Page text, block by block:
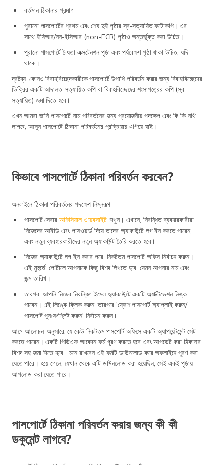
বর্তমান ঠিকানার প্রমাণ
পুরানো পাসপোর্টের প্রথম এবং শেষ দুই পৃষ্ঠার স্ব-সত্যায়িত ফটোকপি। এর
সাথে ইসিআর/নন-ইসিআর (non-ECR) পৃষ্ঠাও অন্তর্ভুক্ত করা উচিত।
পুরানো পাসপোর্টে বৈধতা এক্সটেনশন পৃষ্ঠা এবং পর্যবেক্ষণ পৃষ্ঠা থাকা উচিত, যদি
থাকে।
দ্রষ্টব্য: কোনও বিবাহবিচ্ছেদকারীকে পাসপোর্টে উপাধি পরিবর্তন করার জন্য বিবাহবিচ্ছেদের
ডিক্রির একটি আদালত-সত্যায়িত কপি বা বিবাহবিচ্ছেদের শংসাপত্রের কপি (স্ব-
সত্যায়িত) জমা দিতে হবে।
এখন আমরা জানি পাসপোর্টে নাম পরিবর্তনের জন্য প্রয়োজনীয় পদক্ষেপ এবং কি কি নথি
লাগবে, আসুন পাসপোর্টে ঠিকানা পরিবর্তনের প্রক্রিয়ায় এগিয়ে যাই।
কিভাবে পাসপোর্টে ঠিকানা পরিবর্তন করবেন?
অনলাইনে ঠিকানা পরিবর্তনের পদক্ষেপ নিম্নরূপ-
পাসপোর্ট সেবার অফিসিয়াল ওয়েবসাইট দেখুন। এখানে, নিবন্ধিত ব্যবহারকারীরা
নিজেদের আইডি এবং পাসওয়ার্ড দিয়ে তাদের অ্যাকাউন্টে লগ ইন করতে পারেন,
এবং নতুন ব্যবহারকারীদের নতুন অ্যাকাউন্ট তৈরি করতে হবে।
নিজের অ্যাকাউন্টে লগ ইন করার পরে, নিকটতম পাসপোর্ট অফিস নির্বাচন করুন।
এই মুহুর্তে, পোর্টালে আপনাকে কিছু বিশদ লিখতে হবে, যেমন আপনার নাম এবং
জন্ম তারিখ।
তারপর, আপনি নিজের নিবন্ধিত ইমেল অ্যাকাউন্টে একটি অ্যাক্টিভেশন লিঙ্ক
পাবেন। এই লিঙ্কে ক্লিক করুন, তারপরে 'ফ্রেশ পাসপোর্ট অ্যাপ্লাই করুন/
পাসপোর্ট পুনঃসংশ্লিষ্ট করুন' নির্বাচন করুন।
আগে আলোচনা অনুসারে, যে কেউ নিকটতম পাসপোর্ট অফিসে একটি অ্যাপয়েন্টমেন্ট সেট
করতে পারেন। একটি পিডিএফ আবেদন ফর্ম পূরণ করতে হবে এবং আপডেট করা ঠিকানার
বিশদ সহ জমা দিতে হবে। মনে রাখবেন এই ফর্মটি ডাউনলোড করে অফলাইনে পূরণ করা
যেতে পারে। হয়ে গেলে, যেখান থেকে এটি ডাউনলোড করা হয়েছিল, সেই একই পৃষ্ঠায়
আপলোড করা যেতে পারে।
পাসপোর্টে ঠিকানা পরিবর্তন করার জন্য কী কী
ডকুমেন্ট লাগবে?